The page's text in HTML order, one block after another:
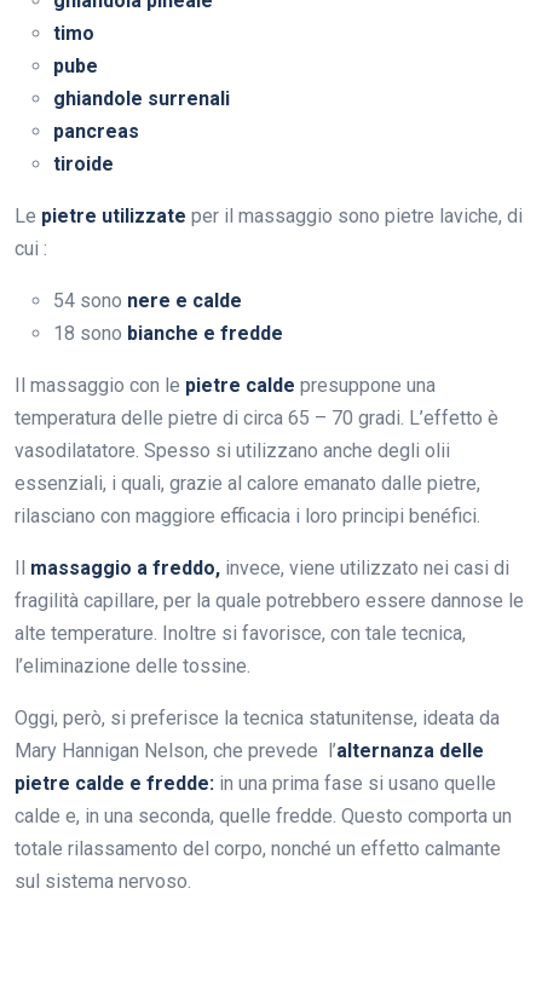
timo
pube
ghiandole surrenali
pancreas
tiroide
Le pietre utilizzate per il massaggio sono pietre laviche, di
cui :
54 sono nere e calde
18 sono bianche e fredde
Il massaggio con le pietre calde presuppone una
temperatura delle pietre di circa 65 – 70 gradi. L’effetto è
vasodilatatore. Spesso si utilizzano anche degli olii
essenziali, i quali, grazie al calore emanato dalle pietre,
rilasciano con maggiore efficacia i loro principi benéfici.
Il massaggio a freddo, invece, viene utilizzato nei casi di
fragilità capillare, per la quale potrebbero essere dannose le
alte temperature. Inoltre si favorisce, con tale tecnica,
l’eliminazione delle tossine.
Oggi, però, si preferisce la tecnica statunitense, ideata da
Mary Hannigan Nelson, che prevede l’alternanza delle
pietre calde e fredde: in una prima fase si usano quelle
calde e, in una seconda, quelle fredde. Questo comporta un
totale rilassamento del corpo, nonché un effetto calmante
sul sistema nervoso.